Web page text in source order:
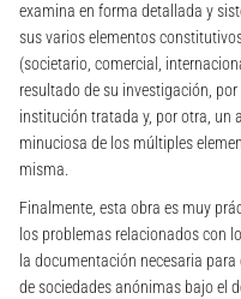
examina en forma detallada y
sus varios elementos
(societario, comercial,
resultado de su investigación,
institución tratada y, por otra, un
minuciosa de los múltiples
misma.
Finalmente, esta obra es muy
los problemas relacionados con
la documentación necesaria
de sociedades anónimas bajo el